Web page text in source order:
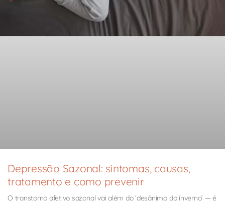
Depressão Sazonal: sintomas, causas,
tratamento e como prevenir
O transtorno afetivo sazonal vai além do ‘desânimo do inverno’ — é